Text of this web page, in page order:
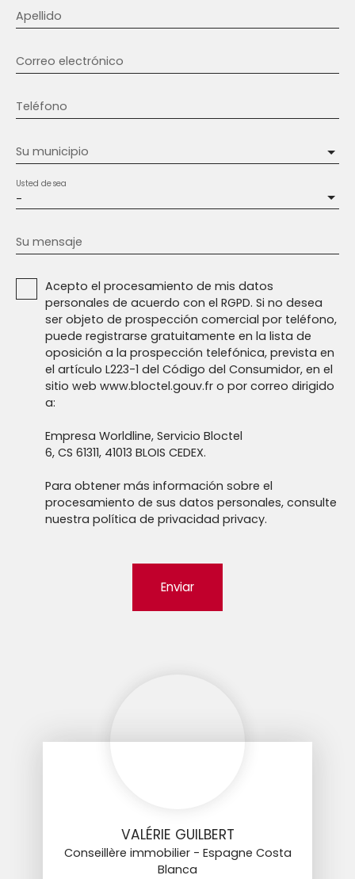
Apellido
Correo electrónico
Teléfono
Su municipio
-
Usted desea
Su mensaje
Acepto el procesamiento de mis datos
personales de acuerdo con el RGPD. Si no desea
ser objeto de prospección comercial por teléfono,
puede registrarse gratuitamente en la lista de
oposición a la prospección telefónica, prevista en
el artículo L223-1 del Código del Consumidor, en el
sitio web www.bloctel.gouv.fr o por correo dirigido
a:
Empresa Worldline, Servicio Bloctel
6, CS 61311, 41013 BLOIS CEDEX.
Para obtener más información sobre el
procesamiento de sus datos personales, consulte
nuestra política de privacidad privacy.
Enviar
VALÉRIE GUILBERT
Conseillère immobilier - Espagne Costa
Blanca